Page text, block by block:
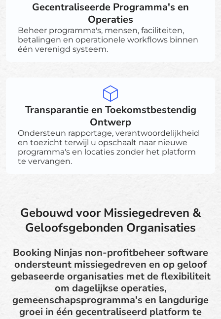
Gecentraliseerde Programma's en
Operaties
Beheer programma's, mensen, faciliteiten,
betalingen en operationele workflows binnen
één verenigd systeem.
Transparantie en Toekomstbestendig
Ontwerp
Ondersteun rapportage, verantwoordelijkheid
en toezicht terwijl u opschaalt naar nieuwe
programma's en locaties zonder het platform
te vervangen.
Gebouwd voor Missiegedreven &
Geloofsgebonden Organisaties
Booking Ninjas non-profitbeheer software
ondersteunt missiegedreven en op geloof
gebaseerde organisaties met de flexibiliteit
om dagelijkse operaties,
gemeenschapsprogramma's en langdurige
groei in één gecentraliseerd platform te